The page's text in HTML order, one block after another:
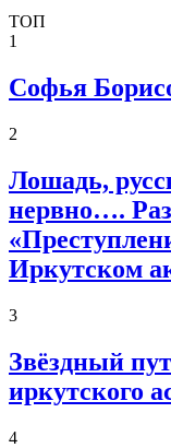
ТОП
1
Софья
2
Лошадь,
нервно….
Иркутском
3
Звёздный
иркутского
4